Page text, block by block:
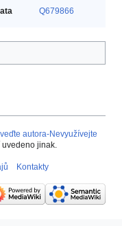
Q679866
autora-Nevyužívejte
uvedeno jinak.
Kontakty